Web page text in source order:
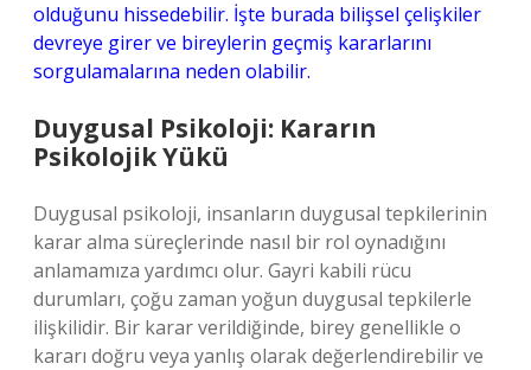
olduğunu hissedebilir. İşte burada bilişsel çelişkiler
devreye girer ve bireylerin geçmiş kararlarını
sorgulamalarına neden olabilir.
Duygusal Psikoloji: Kararın
Psikolojik Yükü
Duygusal psikoloji, insanların duygusal tepkilerinin
karar alma süreçlerinde nasıl bir rol oynadığını
anlamamıza yardımcı olur. Gayri kabili rücu
durumları, çoğu zaman yoğun duygusal tepkilerle
ilişkilidir. Bir karar verildiğinde, birey genellikle o
kararı doğru veya yanlış olarak değerlendirebilir ve